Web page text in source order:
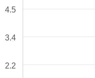
4.5
3.4
2.2